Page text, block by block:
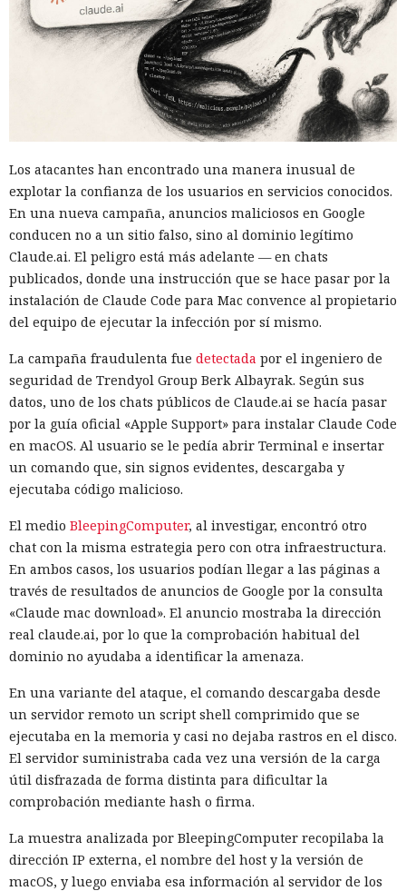
Los atacantes han encontrado una manera inusual de
explotar la confianza de los usuarios en servicios conocidos.
En una nueva campaña, anuncios maliciosos en Google
conducen no a un sitio falso, sino al dominio legítimo
Claude.ai. El peligro está más adelante — en chats
publicados, donde una instrucción que se hace pasar por la
instalación de Claude Code para Mac convence al propietario
del equipo de ejecutar la infección por sí mismo.
La campaña fraudulenta fue detectada por el ingeniero de
seguridad de Trendyol Group Berk Albayrak. Según sus
datos, uno de los chats públicos de Claude.ai se hacía pasar
por la guía oficial «Apple Support» para instalar Claude Code
en macOS. Al usuario se le pedía abrir Terminal e insertar
un comando que, sin signos evidentes, descargaba y
ejecutaba código malicioso.
El medio BleepingComputer, al investigar, encontró otro
chat con la misma estrategia pero con otra infraestructura.
En ambos casos, los usuarios podían llegar a las páginas a
través de resultados de anuncios de Google por la consulta
«Claude mac download». El anuncio mostraba la dirección
real claude.ai, por lo que la comprobación habitual del
dominio no ayudaba a identificar la amenaza.
En una variante del ataque, el comando descargaba desde
un servidor remoto un script shell comprimido que se
ejecutaba en la memoria y casi no dejaba rastros en el disco.
El servidor suministraba cada vez una versión de la carga
útil disfrazada de forma distinta para dificultar la
comprobación mediante hash o firma.
La muestra analizada por BleepingComputer recopilaba la
dirección IP externa, el nombre del host y la versión de
macOS, y luego enviaba esa información al servidor de los